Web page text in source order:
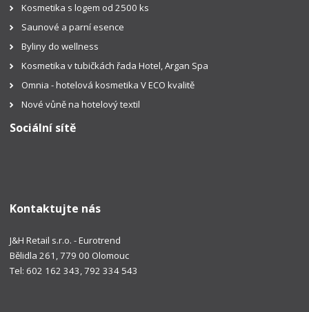
Kosmetika s logem od 2500 ks
Saunové a parní esence
Byliny do wellness
Kosmetika v tubičkách řada Hotel, Argan Spa
Omnia - hotelová kosmetika V ECO kvalitě
Nové vůně na hotelový textil
Sociální sítě
Kontaktujte nás
J&H Retail s.r.o. - Eurotrend
Bělidla 261, 779 00 Olomouc
Tel: 602 162 343, 792 334 543